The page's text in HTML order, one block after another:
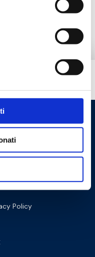
Policy